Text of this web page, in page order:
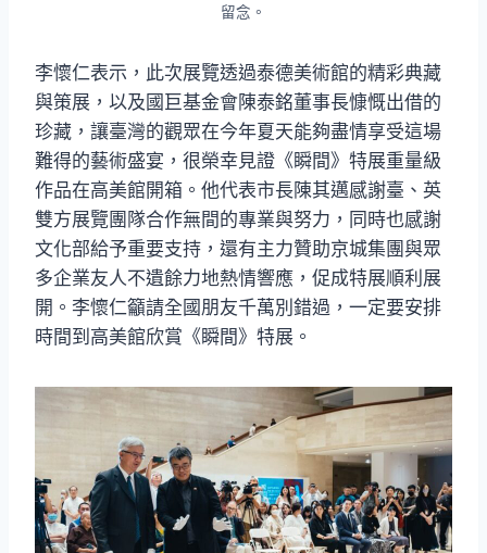
留念。
李懷仁表示，此次展覽透過泰德美術館的精彩典藏
與策展，以及國巨基金會陳泰銘董事長慷慨出借的
珍藏，讓臺灣的觀眾在今年夏天能夠盡情享受這場
難得的藝術盛宴，很榮幸見證《瞬間》特展重量級
作品在高美館開箱。他代表市長陳其邁感謝臺、英
雙方展覽團隊合作無間的專業與努力，同時也感謝
文化部給予重要支持，還有主力贊助京城集團與眾
多企業友人不遺餘力地熱情響應，促成特展順利展
開。李懷仁籲請全國朋友千萬別錯過，一定要安排
時間到高美館欣賞《瞬間》特展。